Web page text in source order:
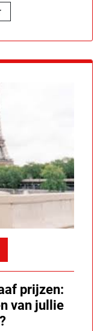
prijzen:
van jullie